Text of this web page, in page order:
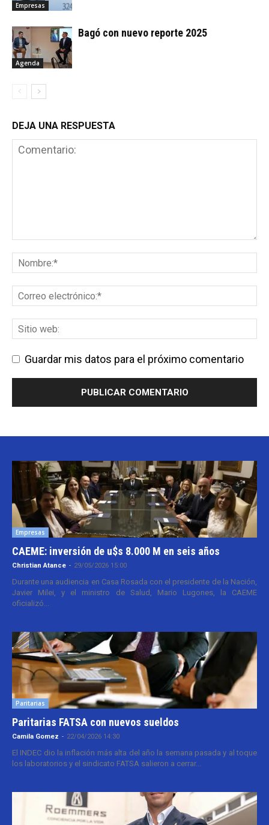
Empresas
Agenda
Bagó con nuevo reporte 2025
DEJA UNA RESPUESTA
Guardar mis datos para el próximo comentario
Empresas
CAEME: inversión de u$s 8.000 M en seis años
Christian Atance - 29/05/2026 15:00
Durante una audiencia en Casa Rosada con el presidente de la Nación,
Javier Milei, y el ministro de Salud, Mario Lugones, la CAEME
oficializó...
Paritarias
Paritarias FATSA con nuevos sueldos
Camila Gomez - 22/04/2026 14:30
El INDEC dio la inflación más alta del año la semana pasada y al toque
los laboratorios y el sindicato FATSA salieron a cerrar...